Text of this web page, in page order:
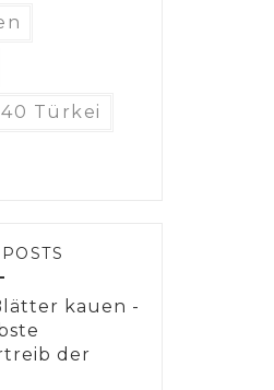
40 Türkei
kauen -
der